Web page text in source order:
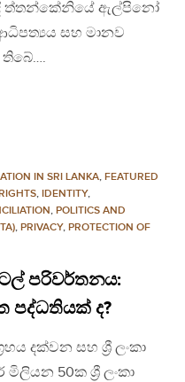
ත්තන්කේනියේ ඇල්පිනෝ
සහ මානව
IN SRI LANKA, FEATURED
, IDENTITY,
, POLITICS AND
, PRIVACY, PROTECTION OF
පරිවර්තනය:
පද්ධතියක් ද?
දක්වන සහ ශ්‍රී ලංකා
50ක ශ්‍රී ලංකා